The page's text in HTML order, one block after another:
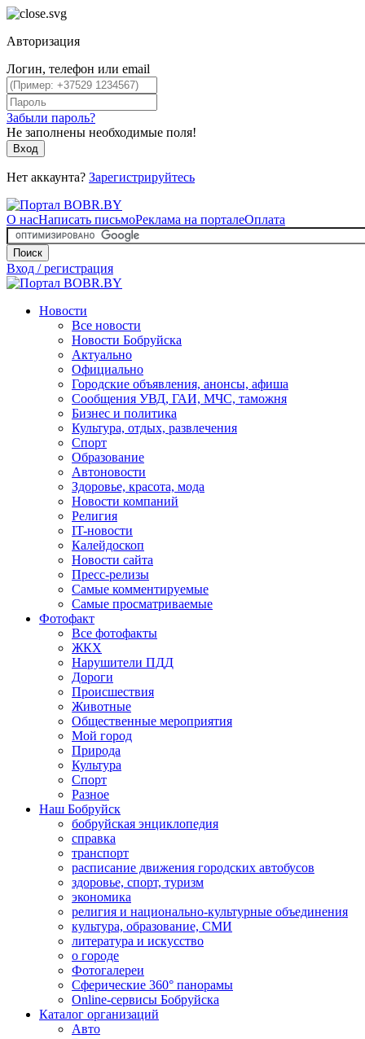
Авторизация
Логин, телефон или email
Забыли пароль?
Не заполнены необходимые поля!
Вход
Нет аккаунта? Зарегистрируйтесь
О насНаписать письмоРеклама на порталеОплата
Поиск
Вход / регистрация
Новости
Все новости
Новости Бобруйска
Актуально
Официально
Городские объявления, анонсы, афиша
Сообщения УВД, ГАИ, МЧС, таможня
Бизнес и политика
Культура, отдых, развлечения
Спорт
Образование
Автоновости
Здоровье, красота, мода
Новости компаний
Религия
IT-новости
Калейдоскоп
Новости сайта
Пресс-релизы
Самые комментируемые
Самые просматриваемые
Фотофакт
Все фотофакты
ЖКХ
Нарушители ПДД
Дороги
Происшествия
Животные
Общественные мероприятия
Мой город
Природа
Культура
Спорт
Разное
Наш Бобруйск
бобруйская энциклопедия
справка
транспорт
расписание движения городских автобусов
здоровье, спорт, туризм
экономика
религия и национально-культурные объединения
культура, образование, СМИ
литература и искусство
о городе
Фотогалереи
Сферические 360° панорамы
Online-сервисы Бобруйска
Каталог организаций
Авто